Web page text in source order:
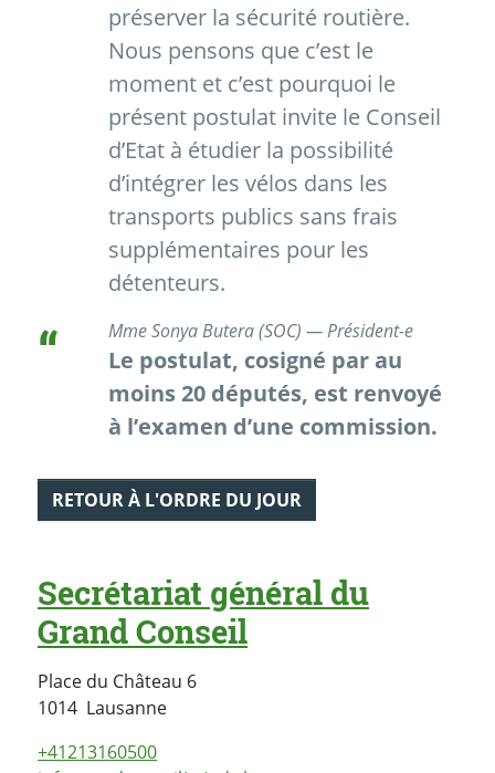
préserver la sécurité routière.
Nous pensons que c’est le
moment et c’est pourquoi le
présent postulat invite le Conseil
d’Etat à étudier la possibilité
d’intégrer les vélos dans les
transports publics sans frais
supplémentaires pour les
détenteurs.
Mme Sonya Butera (SOC) — Président-e
Le postulat, cosigné par au
moins 20 députés, est renvoyé
à l’examen d’une commission.
RETOUR À L'ORDRE DU JOUR
Secrétariat général du
Grand Conseil
Place du Château 6
1014 LausanneSuisse
+41213160500